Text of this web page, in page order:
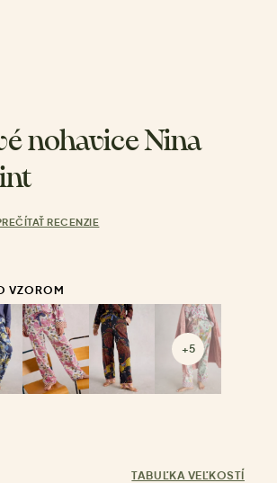
nohavice Nina
RECENZIE
VZOROM
+5
TABUĽKA VEĽKOSTÍ